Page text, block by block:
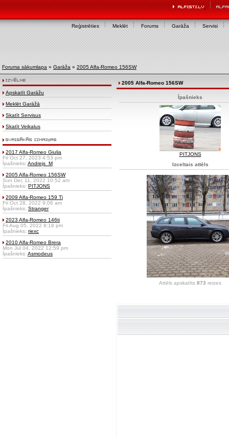
Reģistrēties Meklēt Forums Garāža Servisi
Foruma sākumlapa » Garāža » 2005 Alfa-Romeo 156SW
Apskatīt Garāžu
Meklēt Garāžā
Skatīt Servisus
Skatīt Veikalus
2017 Alfa-Romeo Giulia
Fri Oct 27, 2023 4:53 pm
Īpašnieks: Andrejs_M
2005 Alfa-Romeo 156SW
Sun Dec 11, 2022 10:52 am
Īpašnieks: PITJONS
2009 Alfa-Romeo 159 Ti
Fri Oct 28, 2022 9:06 am
Īpašnieks: Stranger
2023 Alfa-Romeo 146ti
Fri Aug 05, 2022 8:18 pm
Īpašnieks: riexc
2010 Alfa-Romeo Brera
Mon Jul 04, 2022 12:59 pm
Īpašnieks: Asmodeus
2005 Alfa-Romeo 156SW
Īpašnieks
PITJONS
Izceltais attēls
Attēls apskatīts 873 reizes